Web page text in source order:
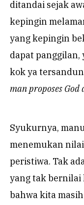
ditandai sejak
kepingin
yang kepingin
dapat panggilan,
kok ya
man proposes God
Syukurnya,
menemukan
peristiwa. Tak
yang tak bernilai
bahwa kita